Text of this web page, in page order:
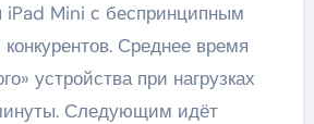
iPad Mini с беспринципным
Среднее время
устройства при нагрузках
Следующим идёт